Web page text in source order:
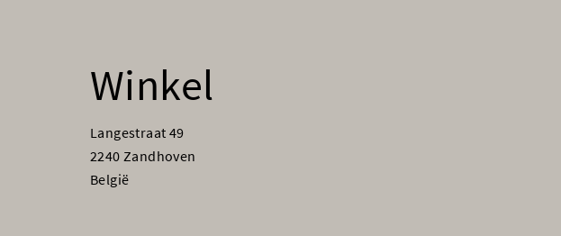
Winkel
Langestraat 49
2240 Zandhoven
België